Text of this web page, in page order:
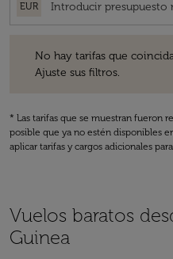
EUR
No hay tarifas que
Ajuste sus filtros.
* Las tarifas que se muestran fueron
posible que ya no estén disponibles
aplicar tarifas y cargos adicionales
Vuelos baratos
Guinea